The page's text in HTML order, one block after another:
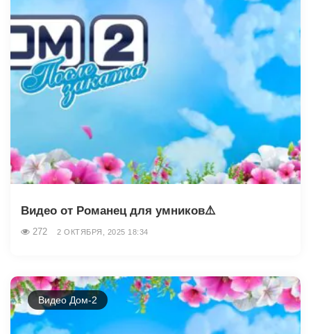
Видео от Романец для умников⚠️
272 2 ОКТЯБРЯ, 2025 18:34
Видео Дом-2